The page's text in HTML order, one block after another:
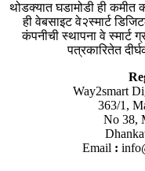
थोडक्यात घडामोडी ही कमीत
ही वेबसाइट वे२स्मार्ट
कंपनीची स्थापना वे स्मार्ट
पत्रकारितेत
Way2smart
363/1,
No 38,
Email :